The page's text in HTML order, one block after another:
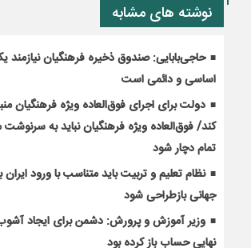
نوشته های مشابه
حاجی‌بابایی: صندوق ذخیره فرهنگیان
اساسی و دائمی است
دولت برای اجرای فوق‌العاده ویژه
کند/ فوق‌العاده ویژه فرهنگیان نباید به سرنوشت
تمام دچار شود
نظام تعلیم و تربیت باید متناسب با ورود
جهانی بازطراحی شود
وزیر آموزش و پرورش: دشمن برای ایجاد
نهایی حساب باز کرده بود